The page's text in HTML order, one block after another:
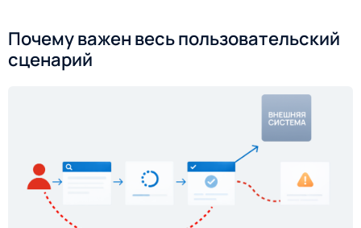
Почему важен весь пользовательский
сценарий